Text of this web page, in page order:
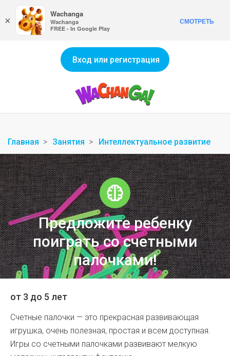
Вход или регистрация
Главная Занятия Интеллектуальное развитие
Предложите ребенку
поиграть со счетными
палочками!
от 3 до 5 лет
Счетные палочки — это прекрасная развивающая
игрушка, очень полезная, простая и всем доступная.
Игры со счетными палочками развивают мелкую
×
Wachanga
Wachanga
FREE - In Google Play
СМОТРЕТЬ